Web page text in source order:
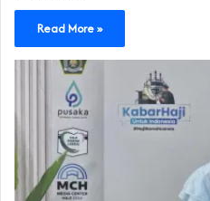
Read More »